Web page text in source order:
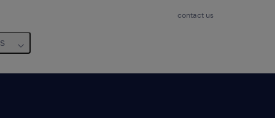
contact us